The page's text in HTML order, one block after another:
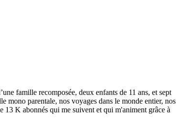
famille recomposée, deux enfants de 11 ans, et sept
mono parentale, nos voyages dans le monde entier, nos
13 K abonnés qui me suivent et qui m'animent grâce à